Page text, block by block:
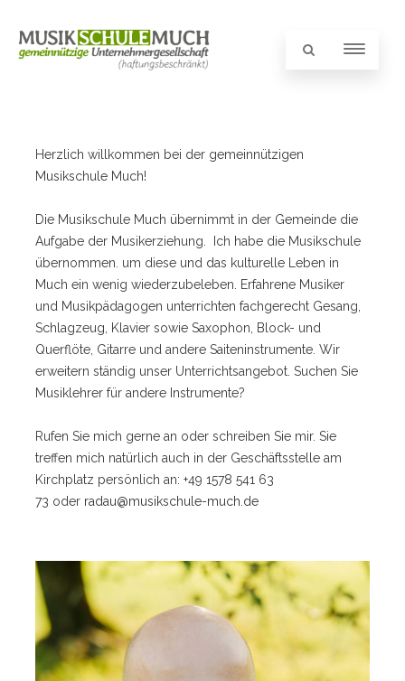
Herzlich willkommen bei der gemeinnützigen
Musikschule Much!
Die Musikschule Much übernimmt in der Gemeinde die
Aufgabe der Musikerziehung. Ich habe die Musikschule
übernommen. um diese und das kulturelle Leben in
Much ein wenig wiederzubeleben. Erfahrene Musiker
und Musikpädagogen unterrichten fachgerecht Gesang,
Schlagzeug, Klavier sowie Saxophon, Block- und
Querflöte, Gitarre und andere Saiteninstrumente. Wir
erweitern ständig unser Unterrichtsangebot. Suchen Sie
Musiklehrer für andere Instrumente?
Rufen Sie mich gerne an oder schreiben Sie mir. Sie
treffen mich natürlich auch in der Geschäftsstelle am
Kirchplatz persönlich an: +49 1578 541 63
73 oder radau@musikschule-much.de